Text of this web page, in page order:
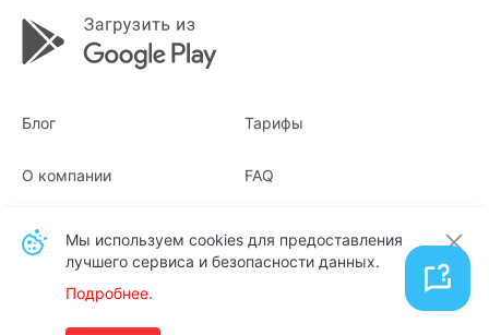
Блог Тарифы
О компании
Квитанции
FAQ
Мы используем cookies для предоставления
лучшего сервиса и безопасности данных.
Подробнее.